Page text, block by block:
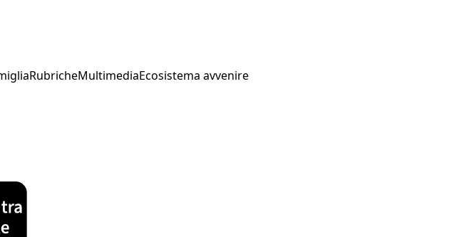
RubricheMultimediaEcosistema avvenire